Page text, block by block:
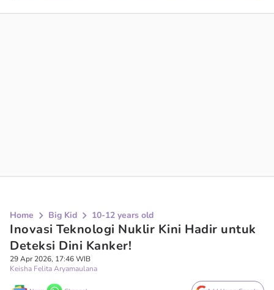
Home Big Kid 10-12 years old
Inovasi Teknologi Nuklir Kini Hadir untuk
Deteksi Dini Kanker!
29 Apr 2026, 17:46 WIB
Keisha Felita Aryamaulana